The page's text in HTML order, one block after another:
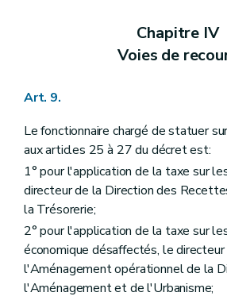
Chapitre IV
Voies de
Art. 9.
Le fonctionnaire chargé de statuer
aux articles 25 à 27 du décret est:
1° pour l'application de la taxe sur
directeur de la Direction des
la Trésorerie;
2° pour l'application de la taxe sur
économique désaffectés, le
l'Aménagement opérationnel de la
l'Aménagement et de l'Urbanisme;